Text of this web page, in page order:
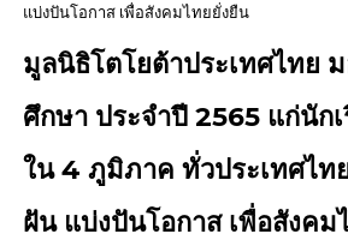
แบ่งปันโอกาส เพื่อสังคมไทยยั่งยืน
มูลนิธิโตโยต้าประเทศไทย
ศึกษา ประจำปี 2565 แก่นัก
ใน 4 ภูมิภาค ทั่วประเทศไท
ฝัน แบ่งปันโอกาส เพื่อสังคม